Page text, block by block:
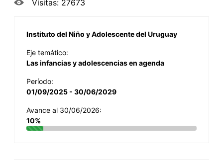
Visitas: 27673
Instituto del Niño y Adolescente del Uruguay
Eje temático:
Las infancias y adolescencias en agenda
Período:
01/09/2025 - 30/06/2029
Avance al 30/06/2026:
10%